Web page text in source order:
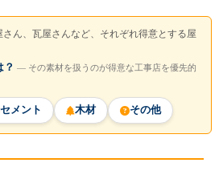
ん、瓦屋さんなど、それぞれ得意とする屋
？ ― その素材を扱うのが得意な工事店を優先的
セメント 木材 その他